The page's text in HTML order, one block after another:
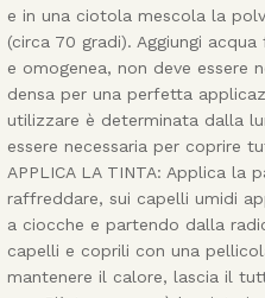
e in una ciotola mescola la
(circa 70 gradi). Aggiungi
e omogenea, non deve essere
densa per una perfetta
utilizzare è determinata dalla
essere necessaria per
APPLICA LA TINTA: Applica la
raffreddare, sui capelli umidi
a ciocche e partendo dalla
capelli e coprili con una
mantenere il calore, lascia il